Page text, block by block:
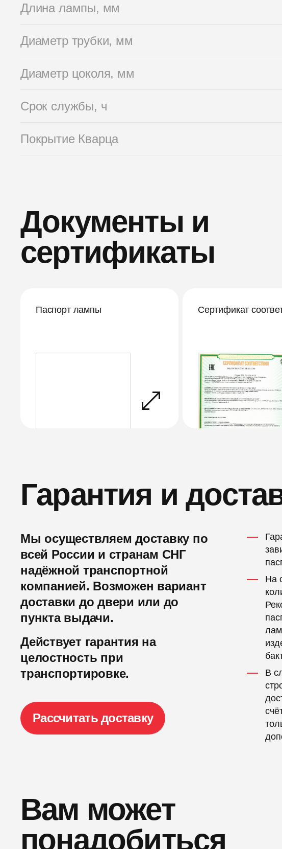
Длина лампы, мм
Диаметр трубки, мм
Диаметр цоколя, мм
Срок службы, ч
Покрытие Кварца
Документы и
сертификаты
Паспорт лампы Сертификат
Гарантия и
Мы осуществляем доставку по
всей России и странам СНГ
надёжной транспортной
компанией. Возможен вариант
доставки до двери или до
пункта выдачи.
Действует гарантия на
целостность при
транспортировке.
Рассчитать доставку
На
В
Вам может
понадобиться